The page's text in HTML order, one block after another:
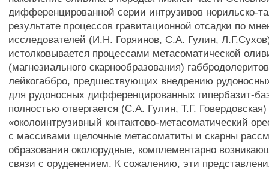
дифференцированной серии интрузивов норильско-
результате процессов гравитационной отсадки по
исследователей (И.Н. Горяинов, С.А. Гулин,
истолковывается процессами метасоматической
(магнезиального скарнообразования)
лейкогаббро, предшествующих внедрению
для рудоносных дифференцированных гипербазит-
полностью отвергается (С.А. Гулин, Т.Г.
«околоинтрузивный контактово-метасоматический
с массивами щелочные метасоматиты и скарны
образования околорудные, комплементарно
связи с оруденением. К сожалению, эти